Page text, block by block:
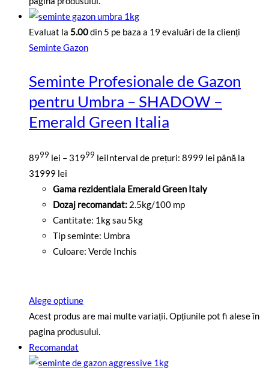
Evaluat la 5.00din 5 pe baza a 19 evaluări de la clienți
Seminte Gazon
Seminte Profesionale de Gazon
pentru Umbra – SHADOW –
Emerald Green Italia
8999 lei – 31999 leiInterval de prețuri: 8999 lei până la
31999 lei
Gama rezidentiala Emerald Green Italy
Dozaj recomandat: 2.5kg/100 mp
Cantitate: 1kg sau 5kg
Tip seminte: Umbra
Culoare: Verde Inchis
Alege optiune
Acest produs are mai multe variații. Opțiunile pot fi alese în
pagina produsului.
Recomandat